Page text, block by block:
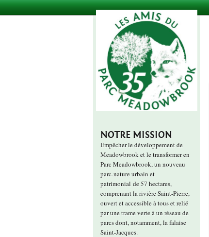
NOTRE MISSION
Empêcher le développement de
Meadowbrook et le transformer en
Parc Meadowbrook, un nouveau
parc-nature urbain et
patrimonial de 57 hectares,
comprenant la rivière Saint-Pierre,
ouvert et accessible à tous et relié
par une trame verte à un réseau de
parcs dont, notamment, la falaise
Saint-Jacques.